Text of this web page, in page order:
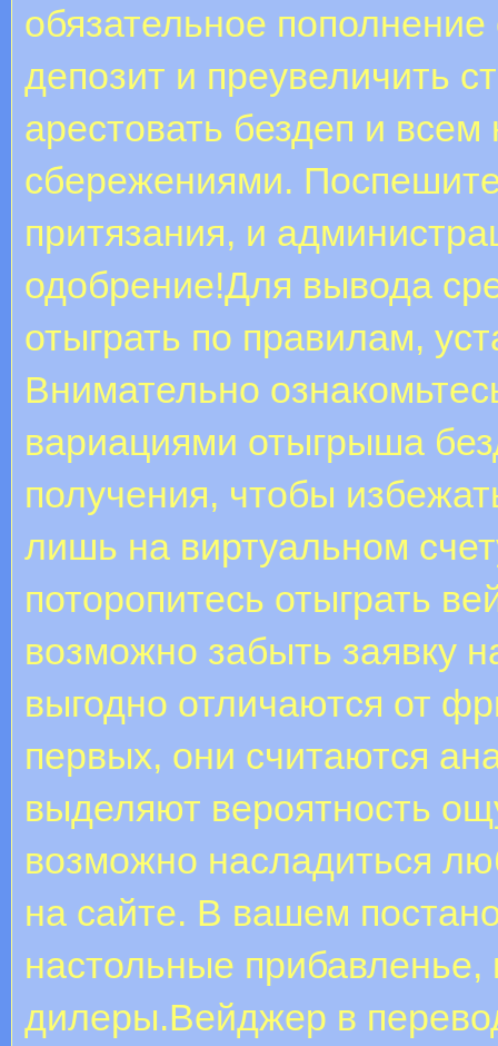
обязательное
депозит и преувеличить
арестовать бездеп и
сбережениями.
притязания, и
одобрение!Для вывода
отыграть по правилам,
Внимательно
вариациями отыгрыша
получения, чтобы
лишь на виртуальном
поторопитесь отыграть
возможно забыть заявку
выгодно отличаются от
первых, они считаются
выделяют вероятность
возможно насладиться
на сайте. В вашем
настольные прибавленье,
дилеры.Вейджер в